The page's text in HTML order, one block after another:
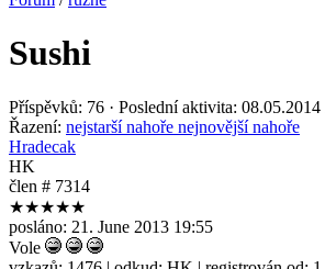
Sushi
Příspěvků: 76 · Poslední aktivita: 08.05.2014
Řazení: nejstarší nahoře nejnovější nahoře
Hradecak
HK
člen # 7314
★★★★★
posláno: 21. June 2013 19:55
Vole